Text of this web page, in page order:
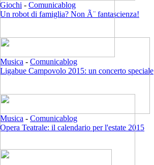
Giochi - Comunicablog
Un robot di famiglia? Non Ã¨ fantascienza!
Musica - Comunicablog
Ligabue Campovolo 2015: un concerto speciale
Musica - Comunicablog
Opera Teatrale: il calendario per l'estate 2015